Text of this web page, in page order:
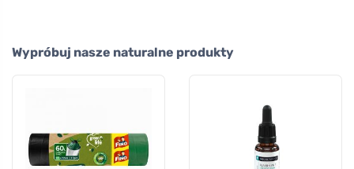
Wypróbuj nasze naturalne produkty